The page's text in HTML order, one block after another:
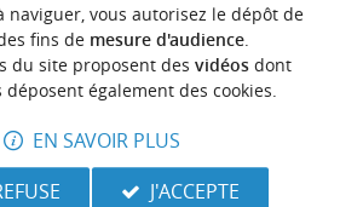
naviguer, vous autorisez le dépôt de
fins de mesure d'audience.
du site proposent des vidéosdont
également des cookies.
EN SAVOIR PLUS
J'ACCEPTE